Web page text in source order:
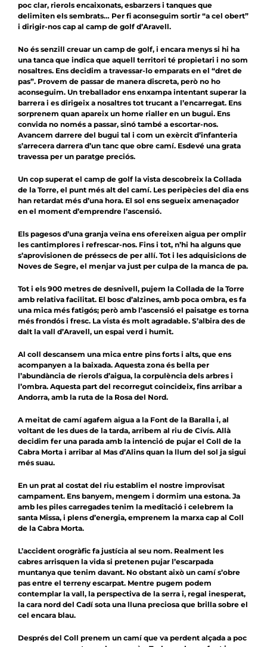
poc clar, rierols encaixonats, esbarzers i tanques que
delimiten els sembrats… Per fi aconseguim sortir “a cel obert”
i dirigir-nos cap al camp de golf d’Aravell.
No és senzill creuar un camp de golf, i encara menys si hi ha
una tanca que indica que aquell territori té propietari i no som
nosaltres. Ens decidim a travessar-lo emparats en el “dret de
pas”. Provem de passar de manera discreta, però no ho
aconseguim. Un treballador ens enxampa intentant superar la
barrera i es dirigeix a nosaltres tot trucant a l’encarregat. Ens
sorprenem quan apareix un home rialler en un bugui. Ens
convida no només a passar, sinó també a escortar-nos.
Avancem darrere del bugui tal i com un exèrcit d’infanteria
s’arrecera darrera d’un tanc que obre camí. Esdevé una grata
travessa per un paratge preciós.
Un cop superat el camp de golf la vista descobreix la Collada
de la Torre, el punt més alt del camí. Les peripècies del dia ens
han retardat més d’una hora. El sol ens segueix amenaçador
en el moment d’emprendre l’ascensió.
Els pagesos d’una granja veïna ens ofereixen aigua per omplir
les cantimplores i refrescar-nos. Fins i tot, n’hi ha alguns que
s’aprovisionen de préssecs de per allí. Tot i les adquisicions de
Noves de Segre, el menjar va just per culpa de la manca de pa.
Tot i els 900 metres de desnivell, pujem la Collada de la Torre
amb relativa facilitat. El bosc d’alzines, amb poca ombra, es fa
una mica més fatigós; però amb l’ascensió el paisatge es torna
més frondós i fresc. La vista és molt agradable. S’albira des de
dalt la vall d’Aravell, un espai verd i humit.
Al coll descansem una mica entre pins forts i alts, que ens
acompanyen a la baixada. Aquesta zona és bella per
l’abundància de rierols d’aigua, la corpulència dels arbres i
l’ombra. Aquesta part del recorregut coincideix, fins arribar a
Andorra, amb la ruta de la Rosa del Nord.
A meitat de camí agafem aigua a la Font de la Baralla i, al
voltant de les dues de la tarda, arribem al riu de Civís. Allà
decidim fer una parada amb la intenció de pujar el Coll de la
Cabra Morta i arribar al Mas d’Alins quan la llum del sol ja sigui
més suau.
En un prat al costat del riu establim el nostre improvisat
campament. Ens banyem, mengem i dormim una estona. Ja
amb les piles carregades tenim la meditació i celebrem la
santa Missa, i plens d’energia, emprenem la marxa cap al Coll
de la Cabra Morta.
L’accident orogràfic fa justícia al seu nom. Realment les
cabres arrisquen la vida si pretenen pujar l’escarpada
muntanya que tenim davant. No obstant això un camí s’obre
pas entre el terreny escarpat. Mentre pugem podem
contemplar la vall, la perspectiva de la serra i, regal inesperat,
la cara nord del Cadí sota una lluna preciosa que brilla sobre el
cel encara blau.
Després del Coll prenem un camí que va perdent alçada a poc